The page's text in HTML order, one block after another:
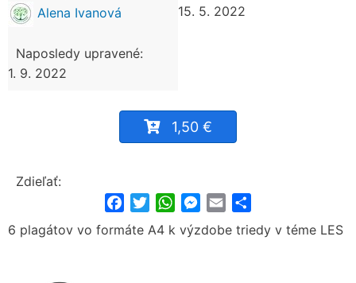
Alena Ivanová
15. 5. 2022
Naposledy upravené:
1. 9. 2022
1,50 €
Zdieľať:
FacebookTwitterWhatsApp
Messenger
Email
6 plagátov vo formáte A4 k výzdobe triedy v téme LES